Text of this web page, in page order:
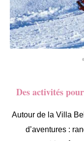
Des activités
Autour de la Villa
d’aventures :